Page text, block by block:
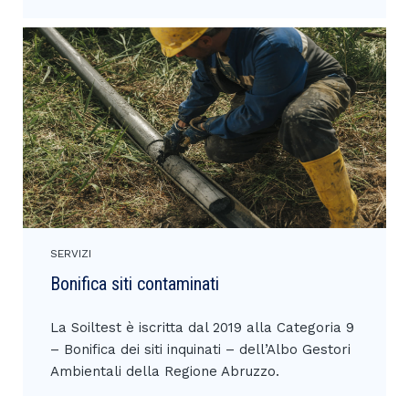
SERVIZI
Bonifica siti contaminati
La Soiltest è iscritta dal 2019 alla Categoria 9
– Bonifica dei siti inquinati – dell’Albo Gestori
Ambientali della Regione Abruzzo.